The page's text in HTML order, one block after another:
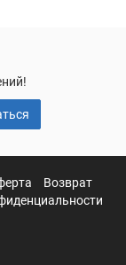
Возврат